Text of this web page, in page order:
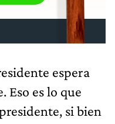
espera
Eso es lo que
si bien